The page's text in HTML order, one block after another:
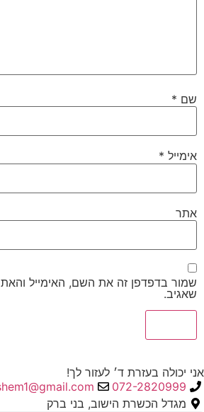
שם *
אימייל *
אתר
שמור בדפדפן זה את השם, האימייל
שאגיב.
אני יכולה בעזרת ד׳ לעזור לך!
072-2820999
מגדל הכשרת הישוב, בני ברק